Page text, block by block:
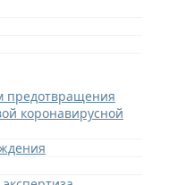
предотвращения
коронавирусной